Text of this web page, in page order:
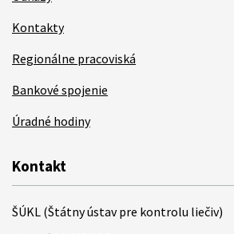
Kontakty
Regionálne pracoviská
Bankové spojenie
Úradné hodiny
Kontakt
ŠÚKL (Štátny ústav pre kontrolu liečiv)